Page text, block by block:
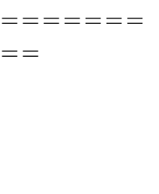
＝＝＝＝＝＝
＝